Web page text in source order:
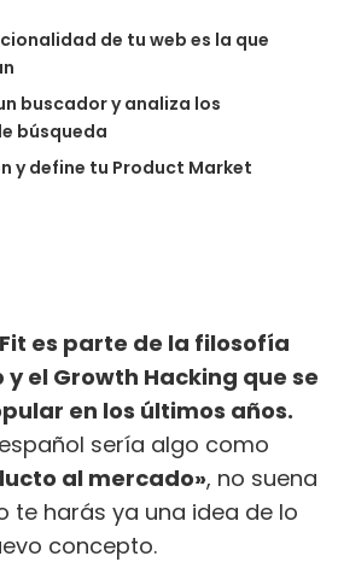
de tu web es la que
buscador y analiza los
búsqueda
y define tu Product Market
es parte de la filosofía
el Growth Hacking que se
en los últimos años.
sería algo como
al mercado», no suena
te harás ya una idea de lo
concepto.